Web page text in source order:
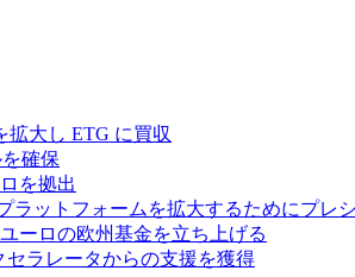
拡大し ETG に買収
確保
を拠出
ラットフォームを拡大するためにプレ
ーロの欧州基金を立ち上げる
セラレータからの支援を獲得